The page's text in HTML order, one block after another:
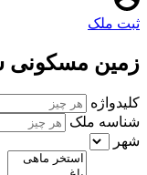
ثبت ملک
زمین مسکونی
کلیدواژه
شناسه ملک
شهر